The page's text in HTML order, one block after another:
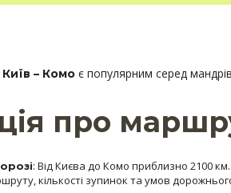
– Комо є популярним серед
про
: Від Києва до Комо приблизно 2100
кількості зупинок та умов